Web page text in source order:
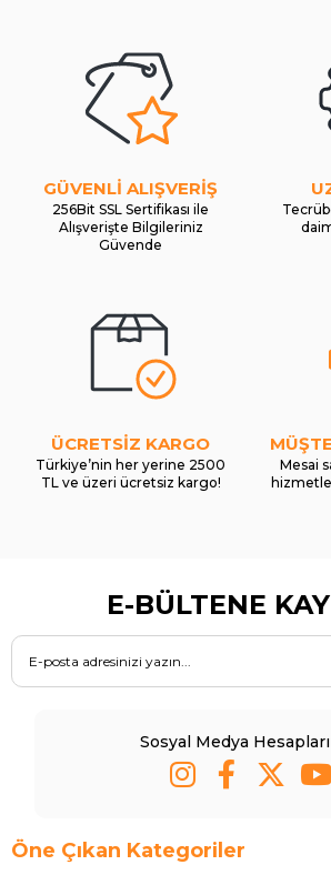
GÜVENLİ ALIŞVERİŞ
256Bit SSL Sertifikası ile
Alışverişte Bilgileriniz
Güvende
ÜCRETSİZ KARGO
Türkiye’nin her yerine 2500
TL ve üzeri ücretsiz kargo!
Mesai
E-BÜLTENE
Sosyal Medya
Öne Çıkan Kategoriler